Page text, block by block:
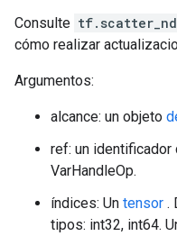
Consulte tf.scatter_nd
cómo realizar
Argumentos:
alcance: un objeto
ref: un identificador
VarHandleOp.
índices: Un tensor .
tipos: int32, int64.